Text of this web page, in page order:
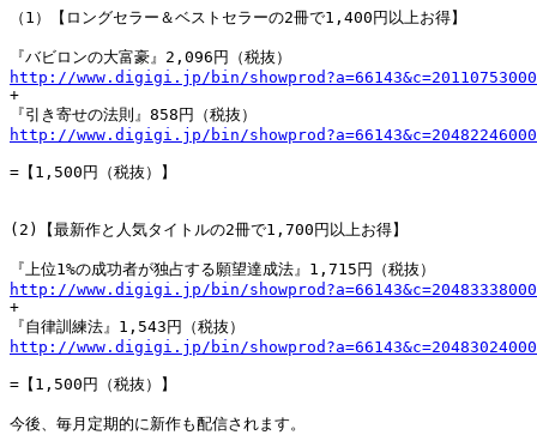
（1）【ロングセラー＆ベストセラーの2冊で1,400円以上お得】
http://www.digigi.jp/bin/
+
http://www.digigi.jp/bin/
=【1,500円（税抜）】
(2)【最新作と人気タイトルの2冊で1,700円以上お得】
http://www.digigi.jp/bin/
+
http://www.digigi.jp/bin/
=【1,500円（税抜）】
今後、毎月定期的に新作も配信されます。